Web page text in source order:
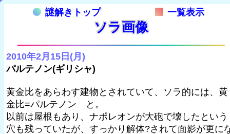
謎解きトップ 一覧表示
ソラ画像
2010年2月15日(月)
パルテノン(ギリシャ)
黄金比をあらわす建物とされていて、ソラ的には、黄
金比=パルテノン と。
以前は屋根もあり、ナポレオンが大砲で壊したという
穴も残っていたが、すっかり解体?されて面影が更に